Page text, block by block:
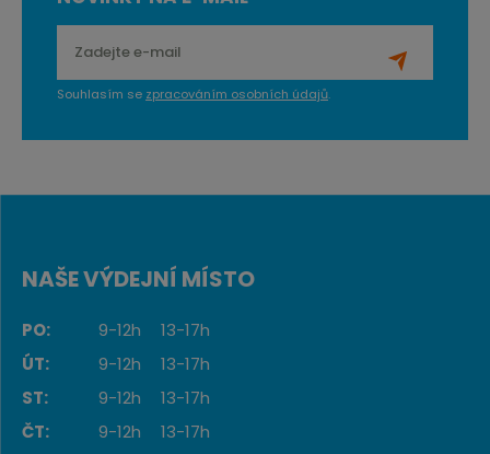
Souhlasím se zpracováním osobních údajů.
NAŠE VÝDEJNÍ MÍSTO
PO: 9-12h
13-17h
ÚT:
9-12h
13-17h
ST:
9-12h
13-17h
ČT:
9-12h
13-17h